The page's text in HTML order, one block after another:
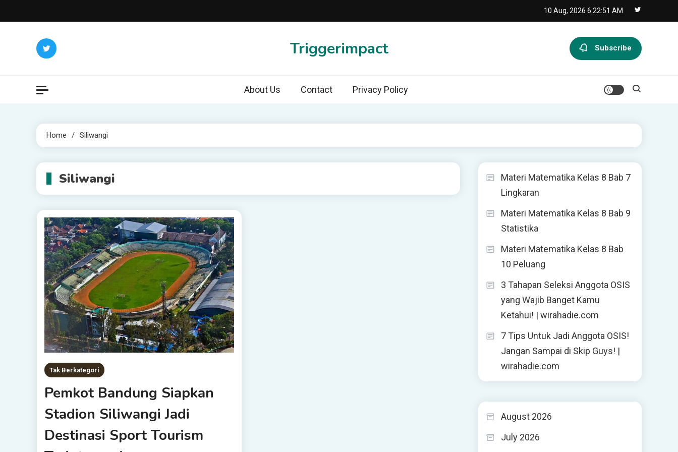
to
10 Aug, 2026 6:22:52 AM
Triggerimpact Subscribe
About Us Contact Privacy Policy
Home Siliwangi
Siliwangi
Tak Berkategori
Pemkot Bandung Siapkan
Stadion Siliwangi Jadi
Destinasi Sport Tourism
Materi Matematika Kelas 8 Bab 7
Lingkaran
Materi Matematika Kelas 8 Bab 9
Statistika
Materi Matematika Kelas 8 Bab
10 Peluang
3 Tahapan Seleksi Anggota OSIS
yang Wajib Banget Kamu
Ketahui! | wirahadie.com
7 Tips Untuk Jadi Anggota OSIS!
Jangan Sampai di Skip Guys! |
wirahadie.com
August 2026
July 2026